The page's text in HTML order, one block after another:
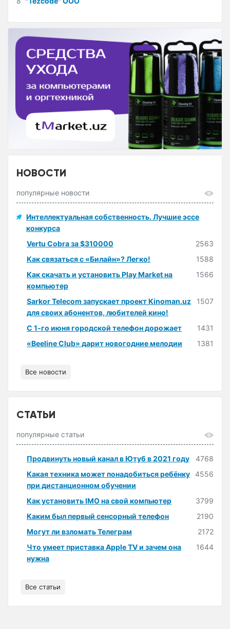
НОВОСТИ
популярные новости
Интеллектуальная собственность. Лучшие эссе
конкурса
Vertu Cobra за $310000
2563
Как связаться с «Билайн»? Легко!
1588
Как скачать и установить Play Market на
компьютер
1566
Sarkor Telecom запускает проект Kinoman.uz
для своих абонентов, любителей кино!
1507
С 1-го июня городской телефон дорожает
1431
«Beeline Club» дарит новогодние мелодии
1381
Все новости
СТАТЬИ
популярные статьи
Продвинуть новый канал в Ютуб в 2021 году
4768
Какая техника может понадобиться ребёнку
при дистанционном обучении
4556
Как установить IMO на свой компьютер
3799
Каким был первый сенсорный телефон
2190
Могут ли взломать Телеграм
2172
Что умеет приставка Apple TV и зачем она
нужна
1644
Все статьи